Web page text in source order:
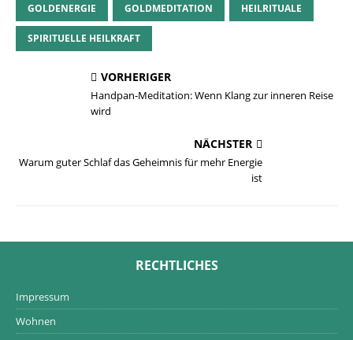
GOLDENERGIE GOLDMEDITATION HEILRITUALE
SPIRITUELLE HEILKRAFT
VORHERIGER
Handpan-Meditation: Wenn Klang zur inneren Reise
wird
NÄCHSTER
Warum guter Schlaf das Geheimnis für mehr Energie
ist
RECHTLICHES
Impressum
Wohnen